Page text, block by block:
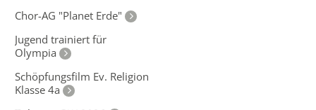
Chor-AG "Planet Erde"
Jugend trainiert für
Olympia
Schöpfungsfilm Ev. Religion
Klasse 4a